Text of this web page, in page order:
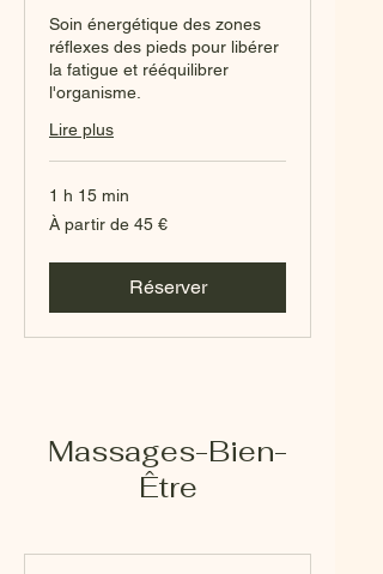
Soin énergétique des zones
réflexes des pieds pour libérer
la fatigue et rééquilibrer
l'organisme.
Lire plus
1 h 15 min
À
partir
À partir de 45 €
Réserver
Massages-Bien-
Être